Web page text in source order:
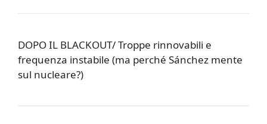
DOPO IL BLACKOUT/ Troppe rinnovabili e
frequenza instabile (ma perché Sánchez mente
sul nucleare?)